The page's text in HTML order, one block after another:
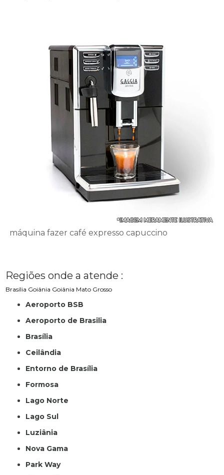
máquina fazer café expresso capuccino
Regiões onde a atende :
Brasília Goiânia Goiânia Mato Grosso
Aeroporto BSB
Aeroporto de Brasilia
Brasília
Ceilândia
Entorno de Brasília
Formosa
Lago Norte
Lago Sul
Luziânia
Nova Gama
Park Way